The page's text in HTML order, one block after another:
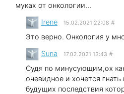
муках от онкологии...
Irene 15.02.2021 22:08 #
Это верно. Онкология у
Suna 17.02.2021 13:43 #
Судя по минусующим,ох
очевидное и хочется
будущих последствия